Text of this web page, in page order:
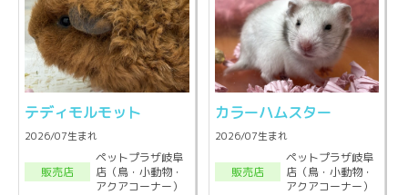
テディモルモット
2026/07生まれ
販売店
ペットプラザ岐阜
店（鳥・小動物・
アクアコーナー）
カラーハムスター
2026/07生まれ
販売店
ペットプラザ岐阜
店（鳥・小動物・
アクアコーナー）